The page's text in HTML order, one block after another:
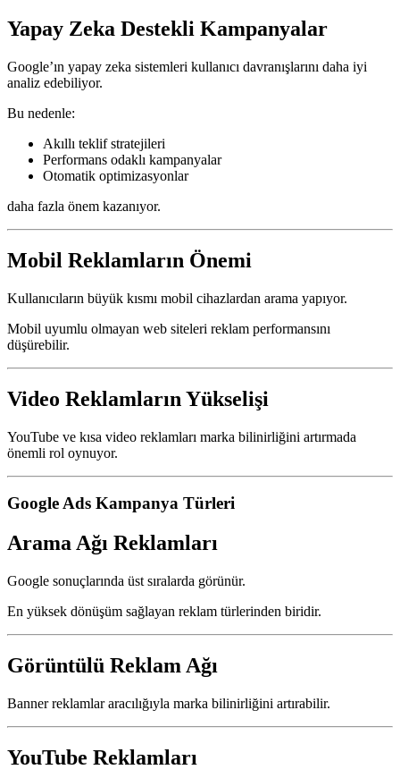
Yapay Zeka Destekli Kampanyalar
Google’ın yapay zeka sistemleri kullanıcı davranışlarını daha iyi
analiz edebiliyor.
Bu nedenle:
Akıllı teklif stratejileri
Performans odaklı kampanyalar
Otomatik optimizasyonlar
daha fazla önem kazanıyor.
Mobil Reklamların Önemi
Kullanıcıların büyük kısmı mobil cihazlardan arama yapıyor.
Mobil uyumlu olmayan web siteleri reklam performansını
düşürebilir.
Video Reklamların Yükselişi
YouTube ve kısa video reklamları marka bilinirliğini artırmada
önemli rol oynuyor.
Google Ads Kampanya Türleri
Arama Ağı Reklamları
Google sonuçlarında üst sıralarda görünür.
En yüksek dönüşüm sağlayan reklam türlerinden biridir.
Görüntülü Reklam Ağı
Banner reklamlar aracılığıyla marka bilinirliğini artırabilir.
YouTube Reklamları